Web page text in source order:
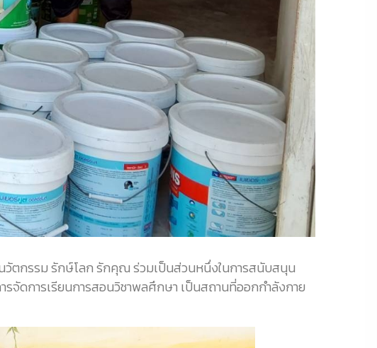
วัตกรรม รักษ์โลก รักคุณ ร่วมเป็นส่วนหนึ่งในการสนับสนุน
รจัดการเรียนการสอนวิชาพลศึกษา เป็นสถานที่ออกกำลังกาย